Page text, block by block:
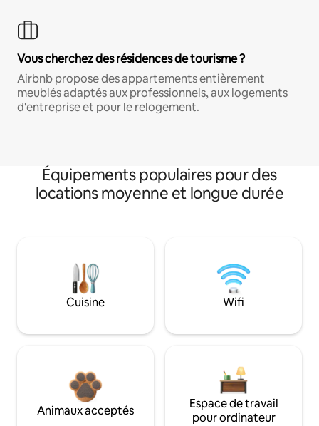
Vous cherchez des résidences de tourisme ?
Airbnb propose des appartements entièrement
meublés adaptés aux professionnels, aux logements
d'entreprise et pour le relogement.
Équipements populaires pour des
locations moyenne et longue durée
Cuisine Wifi
Animaux acceptés
Espace de travail
pour ordinateur